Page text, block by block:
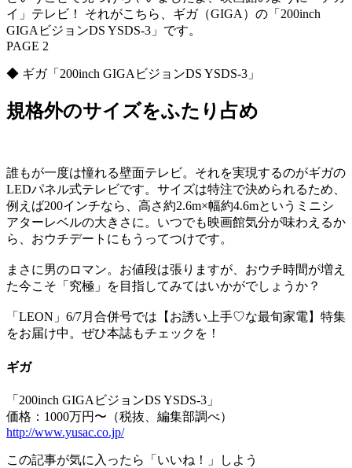
イ」テレビ！ それがこちら、ギガ（GIGA）の「200inch
GIGAビジョンDS YSDS-3」です。
PAGE 2
◆ ギガ「200inch GIGAビジョンDS YSDS-3」
規格外のサイズをふたり占め
誰もが一度は憧れる壁面テレビ。それを実現するのがギガの
LEDパネル式テレビです。サイズは特注で決められるため、
例えば200インチなら、高さ約2.6m×幅約4.6mというミニシ
アターレベルの大きさに。いつでも映画館気分が味わえるか
ら、おウチデートにもうってつけです。
まさに男のロマン。お値段は張りますが、おウチ時間が増え
た今こそ「究極」を目指してみてはいかがでしょうか？
「LEON」6/7月合併号では【お誘い上手♡な最旬家電】特集
をお届け中。ぜひ本誌もチェックを！
ギガ
「200inch GIGAビジョンDS YSDS-3」
価格：1000万円〜（税抜、編集部調べ）
http://www.yusac.co.jp/
この記事が気に入ったら「いいね！」しよう